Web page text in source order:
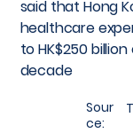
said that Hong
healthcare
to HK$250
decade
Sour
ce: